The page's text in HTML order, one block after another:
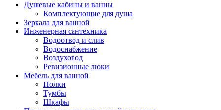
Душевые кабины и ванны
Комплектующие для душа
Зеркала для ванной
Инженерная сантехника
Водоотвод и слив
Водоснабжение
Воздуховод
Ревизионные люки
Мебель для ванной
Полки
Тумбы
Шкафы